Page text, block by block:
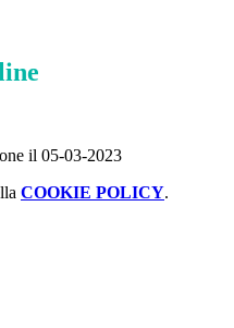
il 05-03-2023
COOKIE POLICY.